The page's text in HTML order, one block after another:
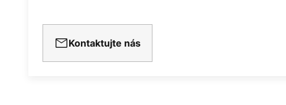
Kontaktujte nás